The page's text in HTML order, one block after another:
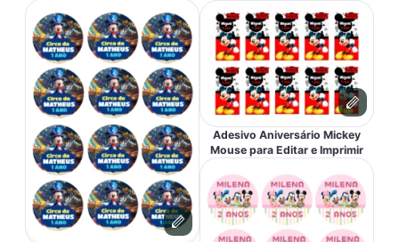
Adesivo Aniversário Mickey
Mouse para Editar e Imprimir